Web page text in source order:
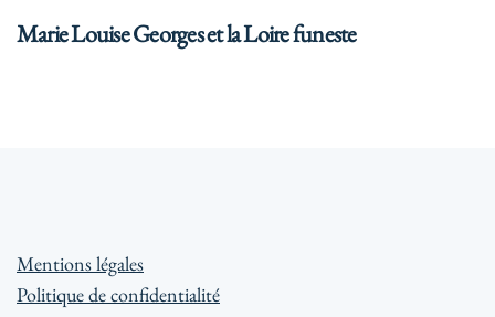
Marie Louise Georges et la Loire funeste
Mentions légales
Politique de confidentialité